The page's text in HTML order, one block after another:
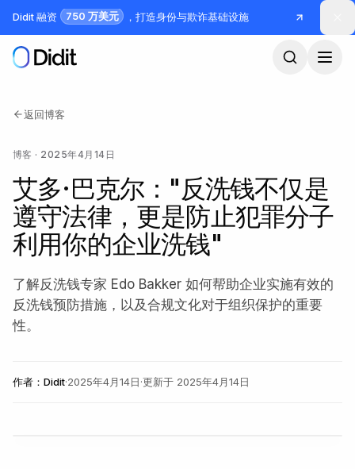
跳到主要内容
Didit 融资 750 万美元 ，打造身份与欺诈基础设施
返回博客
博客 · 2025年4月14日
艾多·巴克尔："反洗钱不仅是
遵守法律，更是防止犯罪分子
利用你的企业洗钱"
了解反洗钱专家 Edo Bakker 如何帮助企业实施有效的
反洗钱预防措施，以及合规文化对于组织保护的重要
性。
作者： Didit·2025年4月14日·更新于 2025年4月14日